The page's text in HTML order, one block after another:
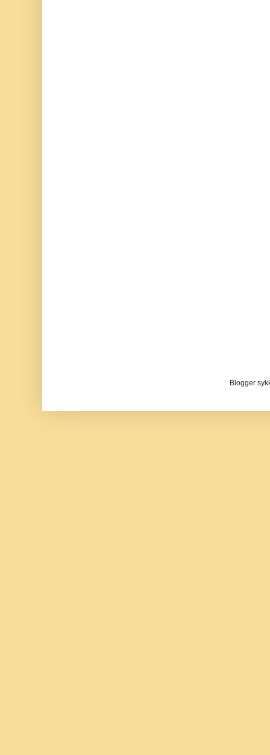
Blogger